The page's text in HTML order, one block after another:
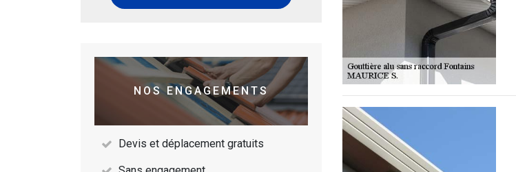
NOS ENGAGEMENTS
Devis et déplacement gratuits